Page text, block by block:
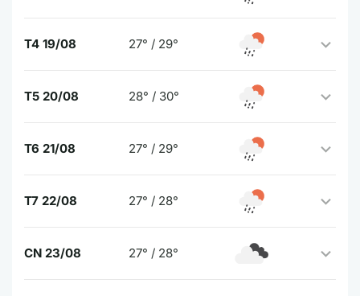
T4 19/08 27° / 29°
T5 20/08 28° / 30°
T6 21/08 27° / 29°
T7 22/08 27° / 28°
CN 23/08 27° / 28°